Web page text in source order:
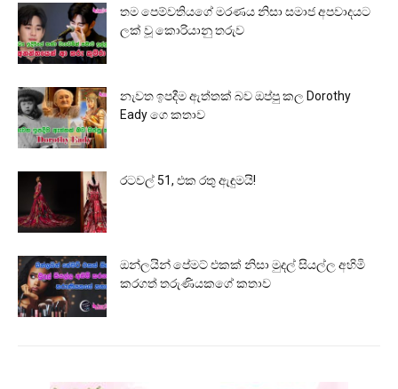
තම පෙම්වතියගේ මරණය නිසා සමාජ අපවාදයට
ලක් වූ කොරියානු තරුව
නැවත ඉපදීම ඇත්තක් බව ඔප්පු කල Dorothy
Eady ගෙ කතාව
රටවල් 51, එක රතු ඇඳුමයි!
ඔන්ලයින් පේමට් එකක් නිසා මුදල් සියල්ල අහිමි
කරගත් තරුණියකගේ කතාව